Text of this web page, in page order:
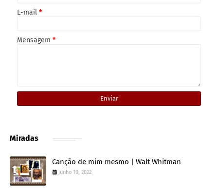
E-mail *
Mensagem *
Miradas
Canção de mim mesmo | Walt Whitman
junho 10, 2022